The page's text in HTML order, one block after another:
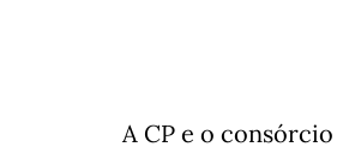
A CP e o